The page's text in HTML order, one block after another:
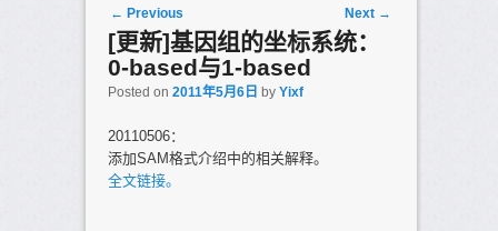
Post navigation
← Previous Next →
[更新]基因组的坐标系统：
0-based与1-based
Posted on 2011年5月6日 by Yixf
20110506：
添加SAM格式介绍中的相关解释。
全文链接。